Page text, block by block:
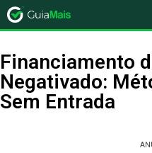
Financiamento
Negativado:
Sem Entrada